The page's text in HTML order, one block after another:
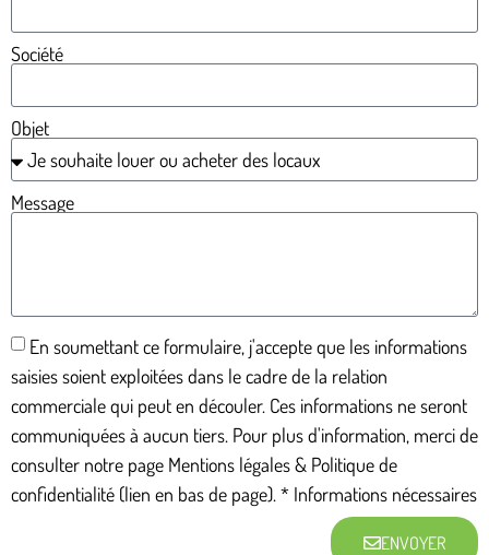
Société
Objet
Message
En soumettant ce formulaire, j'accepte que les informations
saisies soient exploitées dans le cadre de la relation
commerciale qui peut en découler. Ces informations ne seront
communiquées à aucun tiers. Pour plus d'information, merci de
consulter notre page Mentions légales & Politique de
confidentialité (lien en bas de page). * Informations nécessaires
ENVOYER